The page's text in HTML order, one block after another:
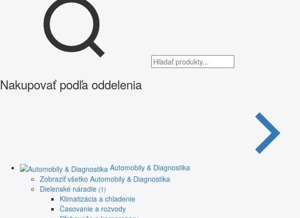
Nakupovať podľa oddelenia
Automobily & Diagnostika
Zobraziť všetko Automobily & Diagnostika
Dielenské náradie (1)
Klimatizácia a chladenie
Časovanie a rozvody